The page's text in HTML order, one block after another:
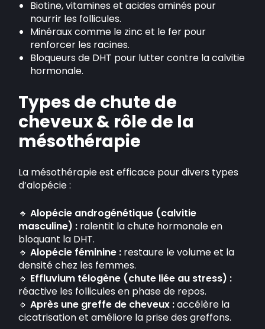
Biotine, vitamines et acides aminés pour
nourrir les follicules.
Minéraux comme le zinc et le fer pour
renforcer les racines.
Bloqueurs de DHT pour lutter contre la calvitie
hormonale.
Types de chute de
cheveux & rôle de la
mésothérapie
La mésothérapie est efficace pour divers types
d’alopécie :
🔹Alopécie androgénétique (calvitie
masculine) : ralentit la chute hormonale en
bloquant la DHT.
🔹Alopécie féminine : restaure le volume et la
densité chez les femmes.
🔹 Effluvium télogène (chute liée au stress) :
réactive les follicules en phase de repos.
🔹Après une greffe de cheveux :accélère la
cicatrisation et améliore la prise des greffons.